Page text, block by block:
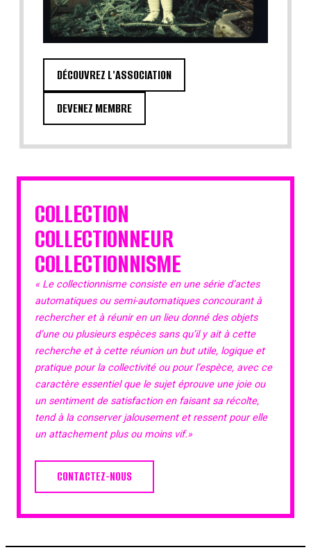
DÉCOUVREZ L'ASSOCIATION
DEVENEZ MEMBRE
COLLECTION
COLLECTIONNEUR
COLLECTIONNISME
« Le collectionnisme consiste en une série d’actes
automatiques ou semi-automatiques concourant à
rechercher et à réunir en un lieu donné des objets
d’une ou plusieurs espèces sans qu’il y ait à cette
recherche et à cette réunion un but utile, logique et
pratique pour la collectivité ou pour l’espèce, avec ce
caractère essentiel que le sujet éprouve une joie ou
un sentiment de satisfaction en faisant sa récolte,
tend à la conserver jalousement et ressent pour elle
un attachement plus ou moins vif.»
CONTACTEZ-NOUS